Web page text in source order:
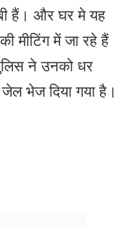
हैं। और घर मे यह
मीटिंग में जा रहे हैं
ने उनको धर
भेज दिया गया है।